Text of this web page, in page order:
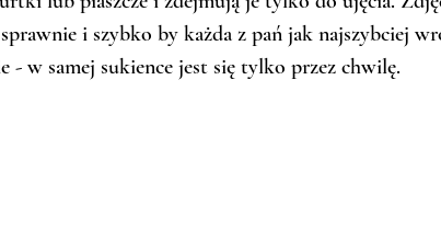
i szybko by każda z pań jak najszybciej
- w samej sukience jest się tylko przez chwilę.